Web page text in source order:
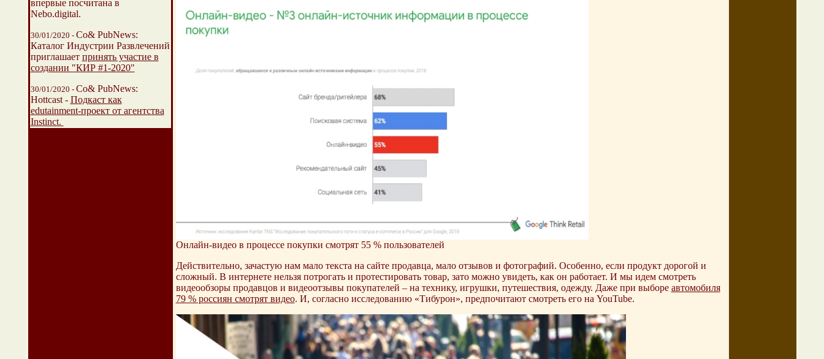
впервые посчитана в
Nebo.digital.
30/01/2020 - Со& PubNews:
Каталог Индустрии Развлечений
приглашает принять участие в
создании "КИР #1-2020"
30/01/2020 - Со& PubNews:
Нottcast - Подкаст как
edutainment-проект от агентства
Instinct.
Онлайн-видео в процессе покупки смотрят 55 % пользователей
Действительно, зачастую нам мало текста на сайте продавца, мало отзывов и фотографий. Особенно, если продукт дорогой и
сложный. В интернете нельзя потрогать и протестировать товар, зато можно увидеть, как он работает. И мы идем смотреть
видеообзоры продавцов и видеоотзывы покупателей – на технику, игрушки, путешествия, одежду. Даже при выборе автомобиля
79 % россиян смотрят видео. И, согласно исследованию «Тибурон», предпочитают смотреть его на YouTube.